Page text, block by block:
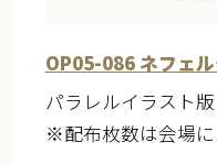
OP05-086 ネフェ
パラレルイラスト版
※配布枚数は会場に